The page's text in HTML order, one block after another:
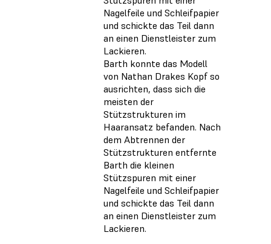
Barth konnte das Modell
von Nathan Drakes Kopf so
ausrichten, dass sich die
meisten der
Stützstrukturen im
Haaransatz befanden. Nach
dem Abtrennen der
Stützstrukturen entfernte
Barth die kleinen
Stützspuren mit einer
Nagelfeile und Schleifpapier
und schickte das Teil dann
an einen Dienstleister zum
Lackieren.